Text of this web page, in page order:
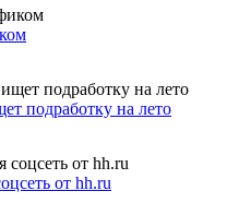
подработку на лето
от hh.ru